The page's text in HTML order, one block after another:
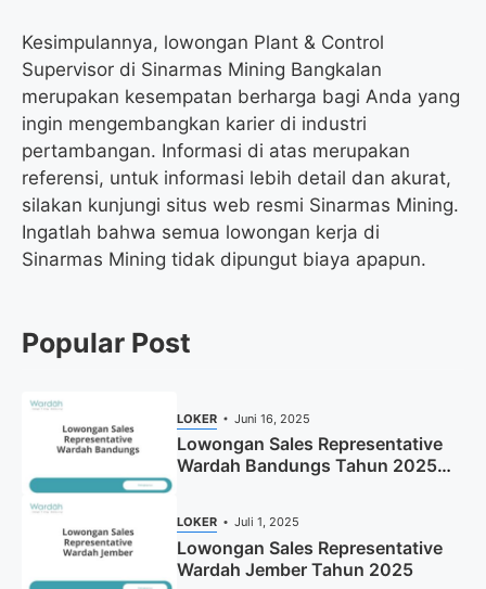
Kesimpulannya, lowongan Plant & Control
Supervisor di Sinarmas Mining Bangkalan
merupakan kesempatan berharga bagi Anda yang
ingin mengembangkan karier di industri
pertambangan. Informasi di atas merupakan
referensi, untuk informasi lebih detail dan akurat,
silakan kunjungi situs web resmi Sinarmas Mining.
Ingatlah bahwa semua lowongan kerja di
Sinarmas Mining tidak dipungut biaya apapun.
Popular Post
LOKER Juni 16, 2025
Lowongan Sales Representative
Wardah Bandungs Tahun 2025
LOKER Juli 1, 2025
Lowongan Sales Representative
Wardah Jember Tahun 2025